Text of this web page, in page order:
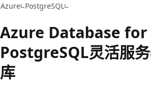
Azure PostgreSQL
Azure Database for
PostgreSQL灵活服
库